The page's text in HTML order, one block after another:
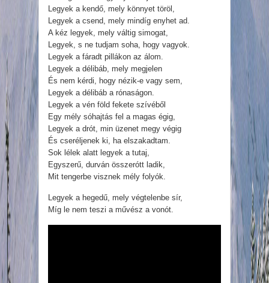
Legyek a kendő, mely könnyet töröl,
Legyek a csend, mely mindíg enyhet ad.
A kéz legyek, mely váltig simogat,
Legyek, s ne tudjam soha, hogy vagyok.
Legyek a fáradt pillákon az álom.
Legyek a délibáb, mely megjelen
És nem kérdi, hogy nézik-e vagy sem,
Legyek a délibáb a rónaságon.
Legyek a vén föld fekete szívéből
Egy mély sóhajtás fel a magas égig,
Legyek a drót, min üzenet megy végig
És cseréljenek ki, ha elszakadtam.
Sok lélek alatt legyek a tutaj,
Egyszerű, durván összerótt ladik,
Mit tengerbe visznek mély folyók.
Legyek a hegedű, mely végtelenbe sír,
Míg le nem teszi a művész a vonót.